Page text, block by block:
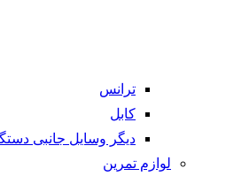
ترانس
کابل
دیگر وسایل جانبی دستگاه
لوازم تمرین